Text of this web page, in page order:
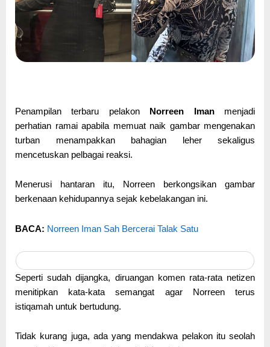
Penampilan terbaru pelakon Norreen Imanmenjadi
perhatian ramai apabila memuat naik gambar mengenakan
turban menampakkan bahagian leher sekaligus
mencetuskan pelbagai reaksi.
Menerusi hantaran itu, Norreen berkongsikan gambar
berkenaan kehidupannya sejak kebelakangan ini.
BACA: Norreen Iman Sah Bercerai Talak Satu
Seperti sudah dijangka, diruangan komen rata-rata netizen
menitipkan kata-kata semangat agar Norreen terus
istiqamah untuk bertudung.
Tidak kurang juga, ada yang mendakwa pelakon itu seolah